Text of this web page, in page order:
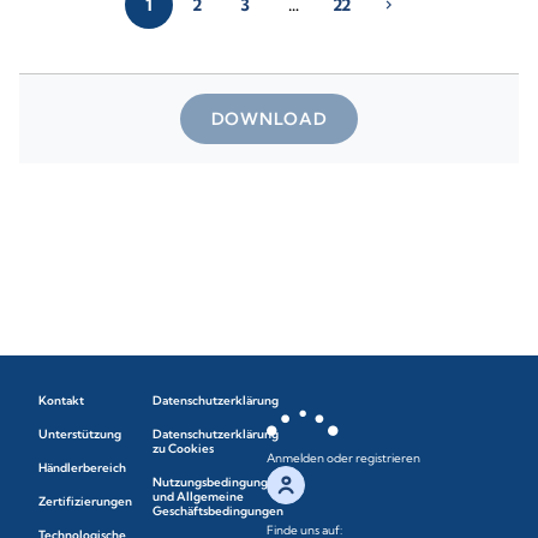
1 2 3 … 22 chevron_right
DOWNLOAD
Kontakt
Unterstützung
Händlerbereich
Zertifizierungen
Datenschutzerklärung
Datenschutzerklärung
zu Cookies
Nutzungsbedingungen
und Allgemeine
Geschäftsbedingungen
Anmelden oder registrieren
Finde uns auf: